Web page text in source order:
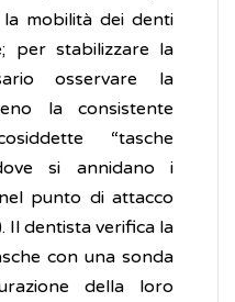
mobilità dei denti
per stabilizzare la
osservare la
la consistente
“tasche
si annidano i
punto di attacco
Il dentista verifica la
con una sonda
della loro